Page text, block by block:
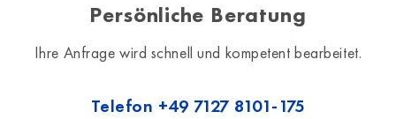
Persönliche Beratung
Ihre Anfrage wird schnell und kompetent bearbeitet.
Telefon +49 7127 8101-175